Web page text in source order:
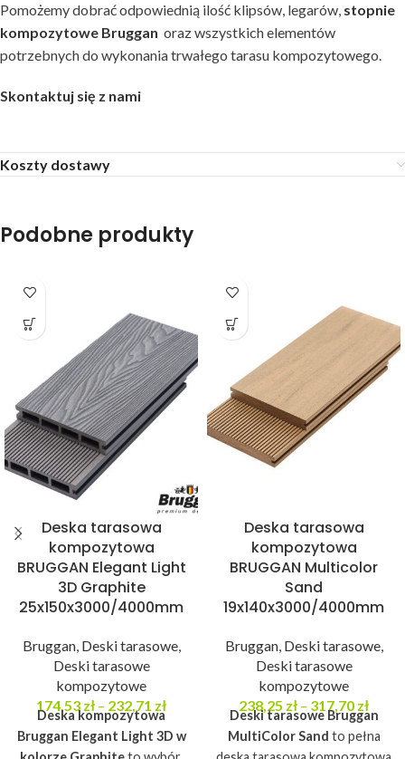
Pomożemy dobrać odpowiednią ilość klipsów, legarów, stopnie
kompozytowe Bruggan oraz wszystkich elementów
potrzebnych do wykonania trwałego tarasu kompozytowego.
Skontaktuj się z nami
Koszty dostawy
Podobne produkty
Deska tarasowa
kompozytowa
BRUGGAN Elegant Light
3D Graphite
25x150x3000/4000mm
Bruggan, Deski tarasowe,
Deski tarasowe
kompozytowe
174,53 zł – 232,71 zł
Deska kompozytowa
Bruggan Elegant Light 3D w
Deska tarasowa
kompozytowa
BRUGGAN Multicolor
Sand
19x140x3000/4000mm
Bruggan, Deski tarasowe,
Deski tarasowe
kompozytowe
238,25 zł – 317,70 zł
Deski tarasowe Bruggan
MultiColor Sand to pełna